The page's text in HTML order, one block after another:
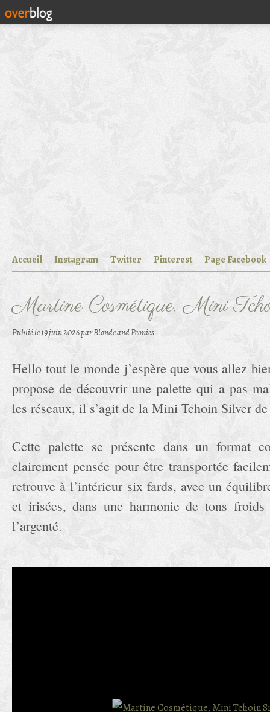
Accueil Instagram Twitter Pinterest Page Facebook
Martine Cosmétique, Mini
Publié le19 juin 2026par Blonde and Peonies
Hello tout le monde j’espère que vous allez
propose de découvrir une palette qui a pas
les réseaux, il s’agit de la Mini Tchoin Silver
Cette palette se présente dans un format
clairement pensée pour être transportée
retrouve à l’intérieur six fards, avec un
et irisées, dans une harmonie de tons
l’argenté.